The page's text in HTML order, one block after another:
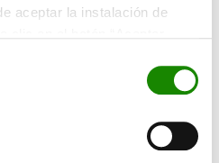
aceptar la instalación de
o rechazar su instalación,